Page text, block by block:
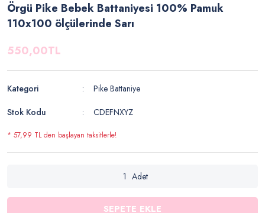
Örgü Pike Bebek Battaniyesi 100% Pamuk
110x100 ölçülerinde Sarı
550,00TL
Kategori
Pike Battaniye
Stok Kodu
CDEFNXYZ
* 57,99 TL den başlayan taksitlerle!
Adet
SEPETE EKLE